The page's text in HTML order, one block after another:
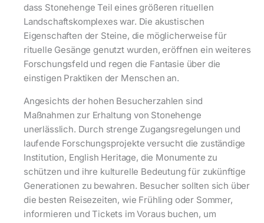
dass Stonehenge Teil eines größeren rituellen
Landschaftskomplexes war. Die akustischen
Eigenschaften der Steine, die möglicherweise für
rituelle Gesänge genutzt wurden, eröffnen ein weiteres
Forschungsfeld und regen die Fantasie über die
einstigen Praktiken der Menschen an.
Angesichts der hohen Besucherzahlen sind
Maßnahmen zur Erhaltung von Stonehenge
unerlässlich. Durch strenge Zugangsregelungen und
laufende Forschungsprojekte versucht die zuständige
Institution, English Heritage, die Monumente zu
schützen und ihre kulturelle Bedeutung für zukünftige
Generationen zu bewahren. Besucher sollten sich über
die besten Reisezeiten, wie Frühling oder Sommer,
informieren und Tickets im Voraus buchen, um